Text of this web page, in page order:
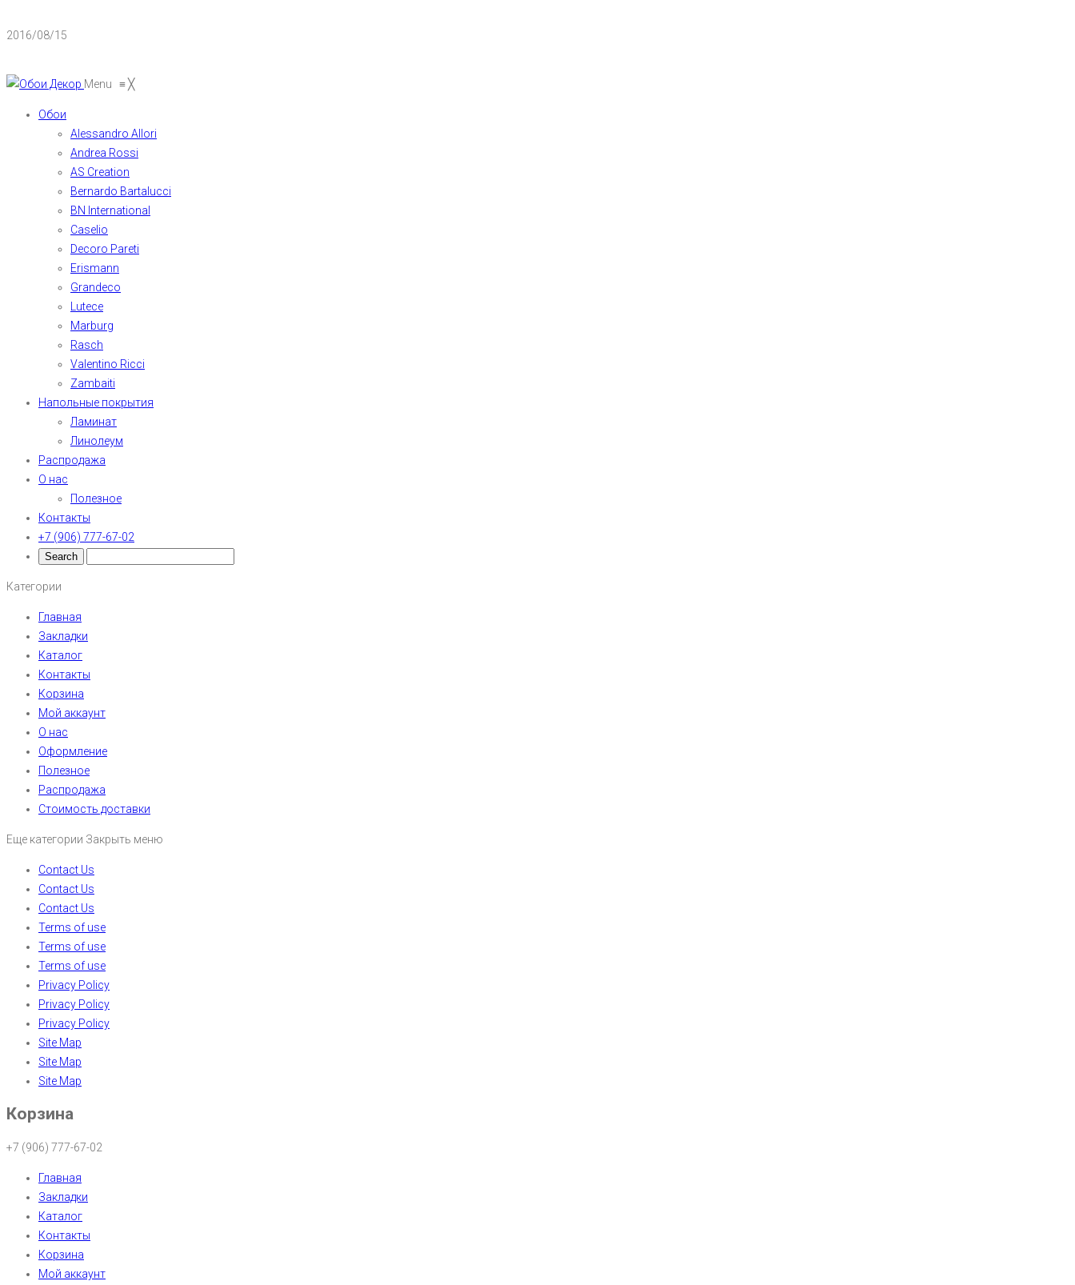
2016/08/15
Menu ≡╳
Обои
Alessandro Allori
Andrea Rossi
AS Creation
Bernardo Bartalucci
BN International
Caselio
Decoro Pareti
Erismann
Grandeco
Lutece
Marburg
Rasch
Valentino Ricci
Zambaiti
Напольные покрытия
Ламинат
Линолеум
Распродажа
О нас
Полезное
Контакты
+7 (906) 777-67-02
Категории
Главная
Закладки
Каталог
Контакты
Корзина
Мой аккаунт
О нас
Оформление
Полезное
Распродажа
Стоимость доставки
Еще категории Закрыть меню
Contact Us
Contact Us
Contact Us
Terms of use
Terms of use
Terms of use
Privacy Policy
Privacy Policy
Privacy Policy
Site Map
Site Map
Site Map
Корзина
+7 (906) 777-67-02
Главная
Закладки
Каталог
Контакты
Корзина
Мой аккаунт